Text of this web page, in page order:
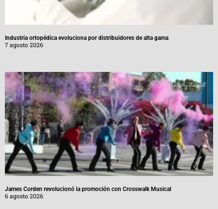
Industria ortopédica evoluciona por distribuidores de alta gama
7 agosto 2026
James Corden revolucionó la promoción con Crosswalk Musical
6 agosto 2026